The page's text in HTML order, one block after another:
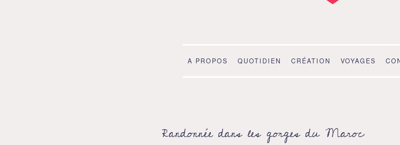
A PROPOS QUOTIDIEN CRÉATION VOYAGES
Randonnée dans les gorges du Maroc